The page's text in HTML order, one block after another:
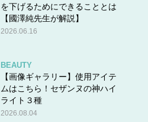
を下げるためにできることとは
【國澤純先生が解説】
2026.06.16
BEAUTY
【画像ギャラリー】使用アイテ
ムはこちら！セザンヌの神ハイ
ライト３種
2026.08.04